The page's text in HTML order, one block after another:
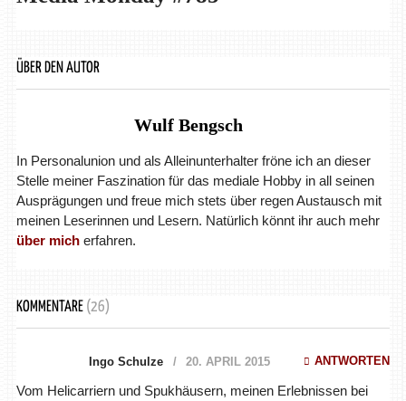
ÜBER DEN AUTOR
Wulf Bengsch
In Personalunion und als Alleinunterhalter fröne ich an dieser
Stelle meiner Faszination für das mediale Hobby in all seinen
Ausprägungen und freue mich stets über regen Austausch mit
meinen Leserinnen und Lesern. Natürlich könnt ihr auch mehr
über micherfahren.
KOMMENTARE (26)
Ingo Schulze 20. APRIL 2015 ANTWORTEN
Vom Helicarriern und Spukhäusern, meinen Erlebnissen bei